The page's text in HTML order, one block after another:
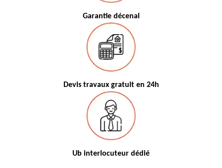
Garantie décenal
Devis travaux gratuit en 24h
Ub interlocuteur dédié